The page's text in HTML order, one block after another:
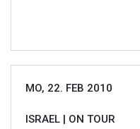
MO, 22. FEB 2010
ISRAEL | ON TOUR